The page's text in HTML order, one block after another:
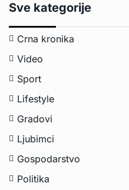
Sve kategorije
Crna kronika
Video
Sport
Lifestyle
Gradovi
Ljubimci
Gospodarstvo
Politika